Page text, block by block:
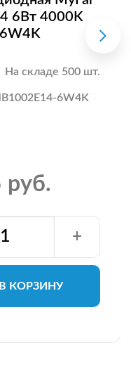
6Вт 4000K
На складе 500 шт.
6W4K
руб.
В КОРЗИНУ
+